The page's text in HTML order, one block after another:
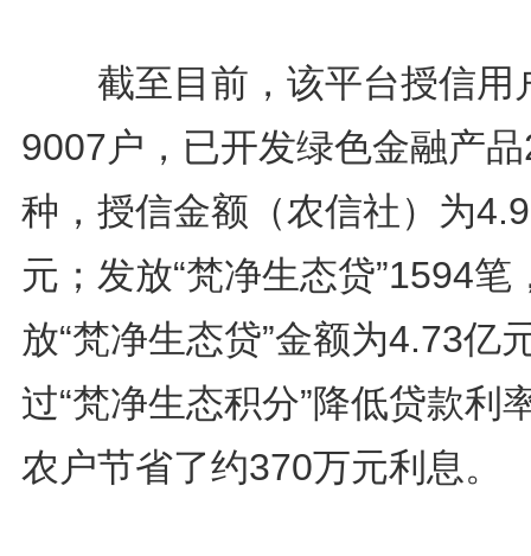
截至目前，该平台授信用
9007户，已开发绿色金融产
种，授信金额（农信社）为
元；发放“梵净生态贷”1594笔
放“梵净生态贷”金额为4.73亿
过“梵净生态积分”降低贷款利
农户节省了约370万元利息。